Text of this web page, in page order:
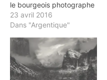
le bourgeois photographe
23 avril 2016
Dans "Argentique"